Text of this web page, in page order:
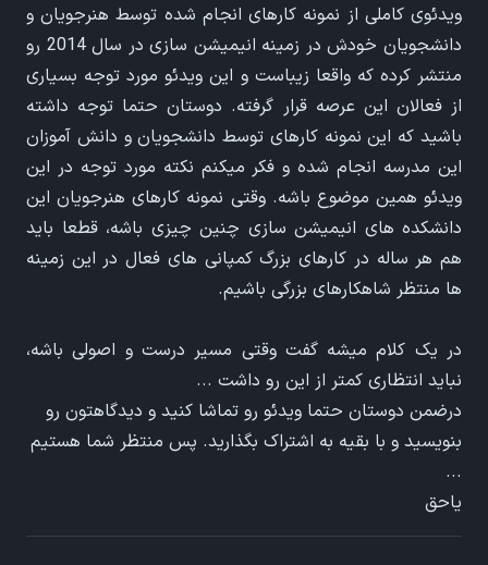
ویدئوی کاملی از نمونه کارهای انجام شده توسط هنرجویان و
دانشجویان خودش در زمینه انیمیشن سازی در سال 2014 رو
منتشر کرده که واقعا زیباست و این ویدئو مورد توجه بسیاری
از فعالان این عرصه قرار گرفته. دوستان حتما توجه داشته
باشید که این نمونه کارهای توسط دانشجویان و دانش آموزان
این مدرسه انجام شده و فکر میکنم نکته مورد توجه در این
ویدئو همین موضوع باشه. وقتی نمونه کارهای هنرجویان این
دانشکده های انیمیشن سازی چنین چیزی باشه، قطعا باید
هم هر ساله در کارهای بزرگ کمپانی های فعال در این زمینه
ها منتظر شاهکارهای بزرگی باشیم.
در یک کلام میشه گفت وقتی مسیر درست و اصولی باشه،
نباید انتظاری کمتر از این رو داشت ...
درضمن دوستان حتما ویدئو رو تماشا کنید و دیدگاهتون رو
بنویسید و با بقیه به اشتراک بگذارید. پس منتظر شما هستیم
...
یاحق